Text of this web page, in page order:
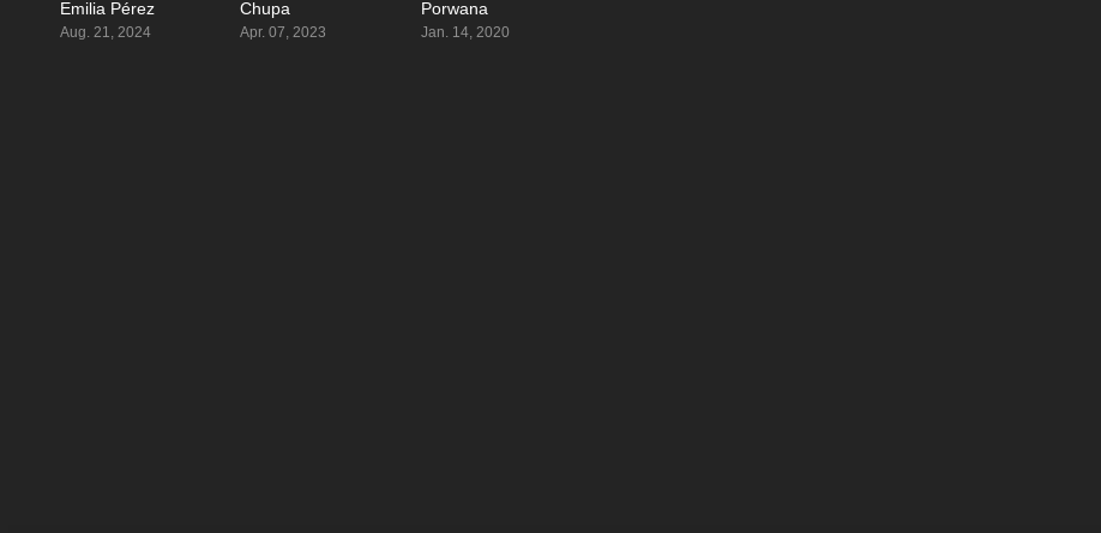
Emilia Pérez
Aug. 21, 2024
Chupa
Apr. 07, 2023
Porwana
Jan. 14, 2020